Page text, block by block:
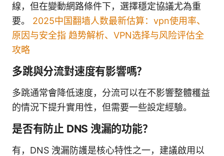
線，但在變動網路條件下，選擇穩定協議尤為重
要。 2025中国翻墙人数最新估算：vpn使用率、
原因与安全指 趋势解析、VPN选择与风险评估全
攻略
多跳與分流對速度有影響嗎？
多跳通常會降低速度，分流可以在不影響整體穫益
的情況下提升實用性，但需要一些設定經驗。
是否有防止 DNS 洩漏的功能？
有，DNS 洩漏防護是核心特性之一，建議啟用以